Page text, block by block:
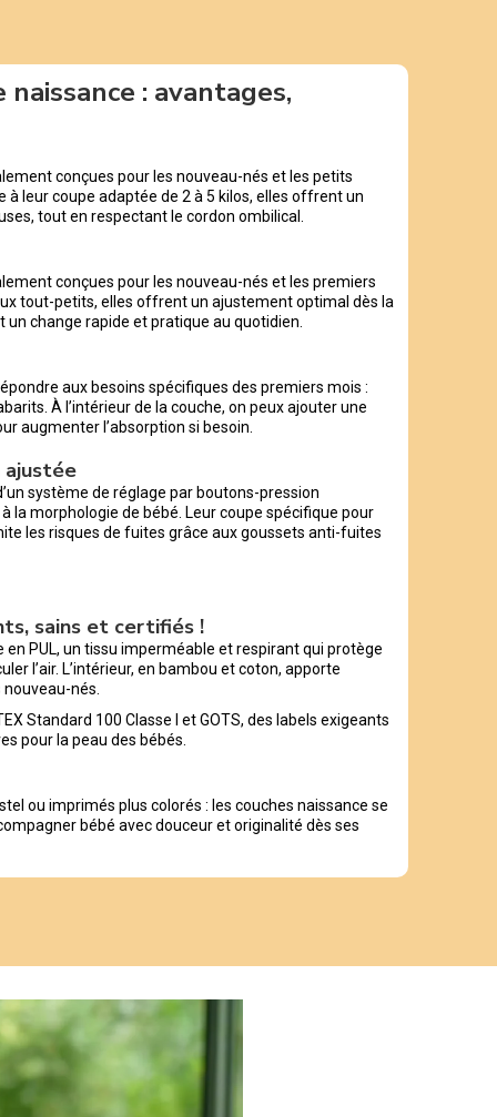
: avantages,
conçues pour les nouveau-nés et les petits
à leur coupe adaptée de 2 à 5 kilos, elles offrent un
tout en respectant le cordon ombilical.
conçues pour les nouveau-nés et les premiers
tout-petits, elles offrent un ajustement optimal dès la
change rapide et pratique au quotidien.
aux besoins spécifiques des premiers mois :
À l’intérieur de la couche, on peux ajouter une
augmenter l’absorption si besoin.
ajustée
système de réglage par boutons-pression
la morphologie de bébé. Leur coupe spécifique pour
les risques de fuites grâce aux goussets anti-fuites
sains et certifiés !
PUL, un tissu imperméable et respirant qui protège
l’air. L’intérieur, en bambou et coton, apporte
nés.
Standard 100 Classe I et GOTS, des labels exigeants
pour la peau des bébés.
ou imprimés plus colorés : les couches naissance se
bébé avec douceur et originalité dès ses